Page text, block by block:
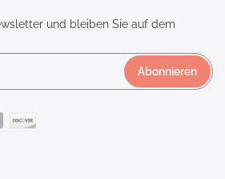
und bleiben Sie auf dem
Abonnieren